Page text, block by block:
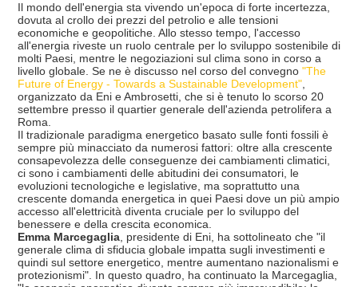
Il mondo dell'energia sta vivendo un'epoca di forte incertezza,
dovuta al crollo dei prezzi del petrolio e alle tensioni
economiche e geopolitiche. Allo stesso tempo, l'accesso
all'energia riveste un ruolo centrale per lo sviluppo sostenibile di
molti Paesi, mentre le negoziazioni sul clima sono in corso a
livello globale. Se ne è discusso nel corso del convegno "The
Future of Energy - Towards a Sustainable Development",
organizzato da Eni e Ambrosetti, che si è tenuto lo scorso 20
settembre presso il quartier generale dell'azienda petrolifera a
Roma.
Il tradizionale paradigma energetico basato sulle fonti fossili è
sempre più minacciato da numerosi fattori: oltre alla crescente
consapevolezza delle conseguenze dei cambiamenti climatici,
ci sono i cambiamenti delle abitudini dei consumatori, le
evoluzioni tecnologiche e legislative, ma soprattutto una
crescente domanda energetica in quei Paesi dove un più ampio
accesso all'elettricità diventa cruciale per lo sviluppo del
benessere e della crescita economica.
Emma Marcegaglia, presidente di Eni, ha sottolineato che "il
generale clima di sfiducia globale impatta sugli investimenti e
quindi sul settore energetico, mentre aumentano nazionalismi e
protezionismi". In questo quadro, ha continuato la Marcegaglia,